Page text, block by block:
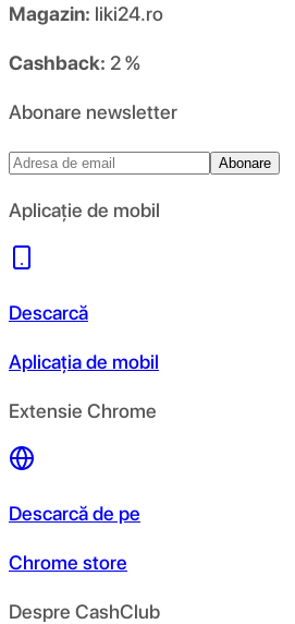
Magazin: liki24.ro
Cashback: 2 %
Abonare newsletter
Abonare
Aplicație de mobil
Descarcă
Aplicația de mobil
Extensie Chrome
Descarcă de pe
Chrome store
Despre CashClub